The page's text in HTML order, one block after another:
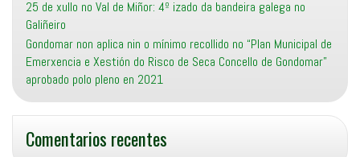
25 de xullo no Val de Miñor: 4º izado da bandeira galega no
Galiñeiro
Gondomar non aplica nin o mínimo recollido no “Plan Municipal de
Emerxencia e Xestión do Risco de Seca Concello de Gondomar”
aprobado polo pleno en 2021
Comentarios recentes